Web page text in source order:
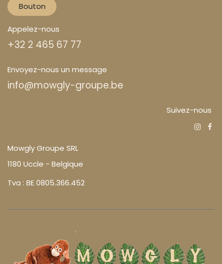
Bouton
Appelez-nous
+32 2 465 67 77
Envoyez-nous un message
info@mowgly-groupe.be
Suivez-nous
Mowgly Groupe SRL
1180 Uccle - Belgique
Tva : BE 0805.366.452